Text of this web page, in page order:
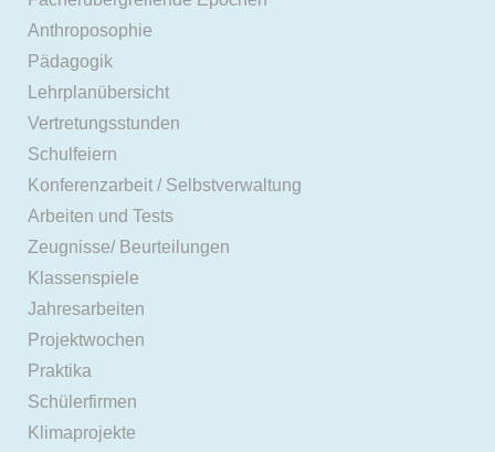
Anthroposophie
Pädagogik
Lehrplanübersicht
Vertretungsstunden
Schulfeiern
Konferenzarbeit / Selbstverwaltung
Arbeiten und Tests
Zeugnisse/ Beurteilungen
Klassenspiele
Jahresarbeiten
Projektwochen
Praktika
Schülerfirmen
Klimaprojekte